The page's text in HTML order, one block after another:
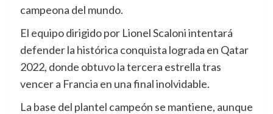
campeona del mundo.
El equipo dirigido por Lionel Scaloni intentará
defender la histórica conquista lograda en Qatar
2022, donde obtuvo la tercera estrella tras
vencer a Francia en una final inolvidable.
La base del plantel campeón se mantiene, aunque